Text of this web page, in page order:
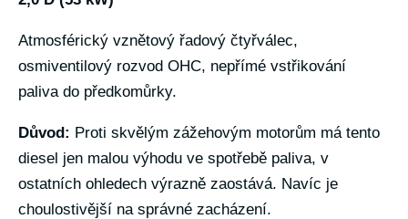
Atmosférický vznětový řadový čtyřválec,
osmiventilový rozvod OHC, nepřímé vstřikování
paliva do předkomůrky.
Důvod: Proti skvělým zážehovým motorům má tento
diesel jen malou výhodu ve spotřebě paliva, v
ostatních ohledech výrazně zaostává. Navíc je
choulostivější na správné zacházení.